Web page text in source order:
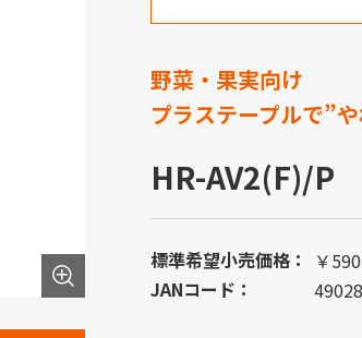
野菜・果実向け
プラステープルで”
HR-AV2(F)/P
標準希望小売価格：
￥
JANコード：